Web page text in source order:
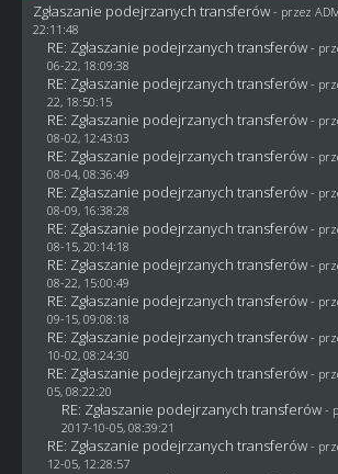
Zgłaszanie podejrzanych transferów - przez
22:11:48
RE: Zgłaszanie podejrzanych transferów -
06-22, 18:09:38
RE: Zgłaszanie podejrzanych transferów -
22, 18:50:15
RE: Zgłaszanie podejrzanych transferów -
08-02, 12:43:03
RE: Zgłaszanie podejrzanych transferów -
08-04, 08:36:49
RE: Zgłaszanie podejrzanych transferów -
08-09, 16:38:28
RE: Zgłaszanie podejrzanych transferów -
08-15, 20:14:18
RE: Zgłaszanie podejrzanych transferów -
08-22, 15:00:49
RE: Zgłaszanie podejrzanych transferów -
09-15, 09:08:18
RE: Zgłaszanie podejrzanych transferów -
10-02, 08:24:30
RE: Zgłaszanie podejrzanych transferów -
05, 08:22:20
RE: Zgłaszanie podejrzanych transferów -
2017-10-05, 08:39:21
RE: Zgłaszanie podejrzanych transferów -
12-05, 12:28:57